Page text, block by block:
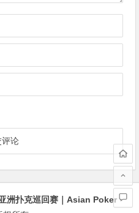
洲扑克巡回赛｜Asian Poker